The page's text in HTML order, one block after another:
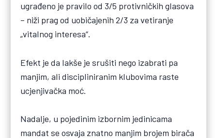
ugrađeno je pravilo od 3/5 protivničkih glasova
– niži prag od uobičajenih 2/3 za vetiranje
„vitalnog interesa“.
Efekt je da lakše je srušiti nego izabrati pa
manjim, ali discipliniranim klubovima raste
ucjenjivačka moć.
Nadalje, u pojedinim izbornim jedinicama
mandat se osvaja znatno manjim brojem birača